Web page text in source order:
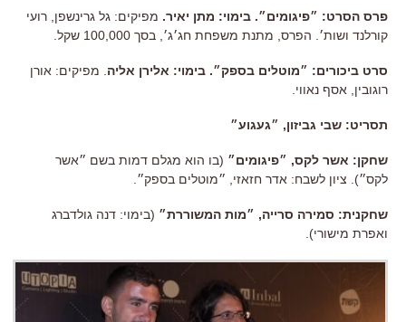
פרס הסרט: ״פיגומים״. בימוי: מתן יאיר. מפיקים: גל גרינשפן, רועי
קורלנד ושות׳. הפרס, מתנת משפחת חג׳ג׳, בסך 100,000 שקל.
סרט ביכורים: ״מוטלים בספק״. בימוי: אלירן אליה. מפיקים: אורן
רוגובין, אסף נאווי.
תסריט: שבי גביזון, ״געגוע״
שחקן: אשר לקס, ״פיגומים״ (בו הוא מגלם דמות בשם ״אשר
לקס״). ציון לשבח: אדר חזאזי, ״מוטלים בספק״.
שחקנית: סמירה סרייה, ״מות המשוררת״ (בימוי: דנה גולדברג
ואפרת מישורי).